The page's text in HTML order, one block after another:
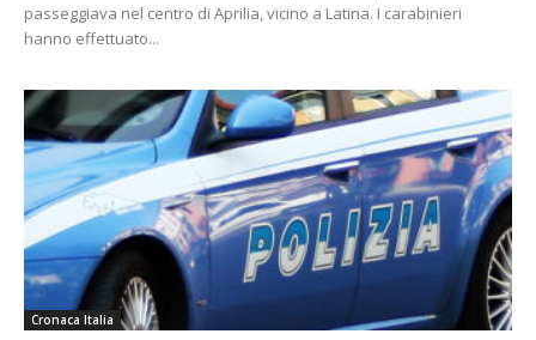
passeggiava nel centro di Aprilia, vicino a Latina. I carabinieri
hanno effettuato...
Cronaca Italia